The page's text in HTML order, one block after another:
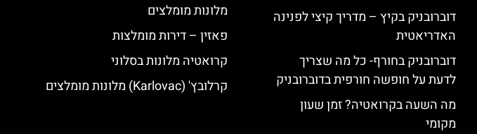
דוברובניק בקיץ – מדריך קיצי לפנינה
האדריאטית
דוברובניק בחורף- כל מה שצריך
לדעת על חופשה חורפית בדוברובניק
מה השעה בקרואטיה? זמן שעון
מקומי
מלונות מומלצים
פאזין – דירות מומלצות
קרואטיה מלונות בסלוני
קרלובץ' (Karlovac) מלונות מומלצים